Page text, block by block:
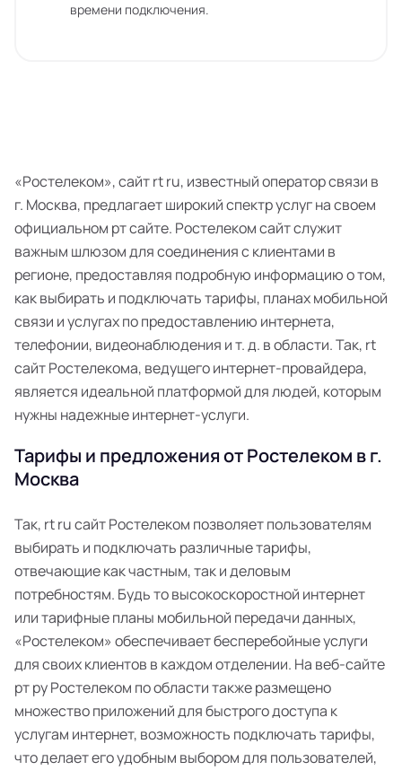
времени подключения.
«Ростелеком», сайт rt ru, известный оператор связи в
г. Москва, предлагает широкий спектр услуг на своем
официальном рт сайте. Ростелеком сайт служит
важным шлюзом для соединения с клиентами в
регионе, предоставляя подробную информацию о том,
как выбирать и подключать тарифы, планах мобильной
связи и услугах по предоставлению интернета,
телефонии, видеонаблюдения и т. д. в области. Так, rt
сайт Ростелекома, ведущего интернет-провайдера,
является идеальной платформой для людей, которым
нужны надежные интернет-услуги.
Тарифы и предложения от Ростелеком в г.
Москва
Так, rt ru сайт Ростелеком позволяет пользователям
выбирать и подключать различные тарифы,
отвечающие как частным, так и деловым
потребностям. Будь то высокоскоростной интернет
или тарифные планы мобильной передачи данных,
«Ростелеком» обеспечивает бесперебойные услуги
для своих клиентов в каждом отделении. На веб-сайте
рт ру Ростелеком по области также размещено
множество приложений для быстрого доступа к
услугам интернет, возможность подключать тарифы,
что делает его удобным выбором для пользователей,